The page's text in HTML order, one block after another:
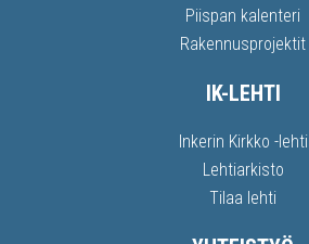
Piispan kalenteri
Rakennusprojektit
IK-LEHTI
Inkerin Kirkko -lehti
Lehtiarkisto
Tilaa lehti